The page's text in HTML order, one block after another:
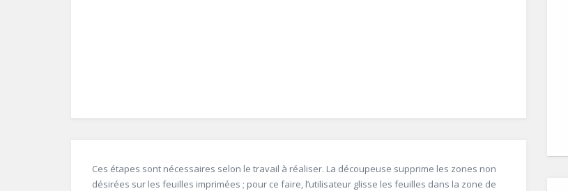
Ces étapes sont nécessaires selon le travail à réaliser. La découpeuse supprime les zones non
désirées sur les feuilles imprimées ; pour ce faire, l’utilisateur glisse les feuilles dans la zone de